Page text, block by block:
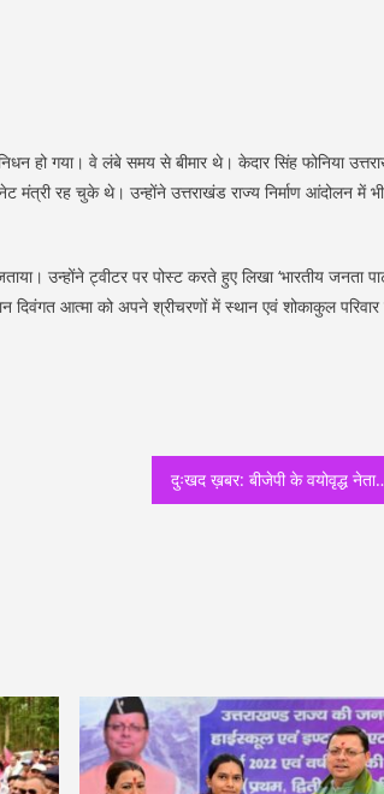
हो गया। वे लंबे समय से बीमार थे। केदार सिंह फोनिया
मंत्री रह चुके थे। उन्होंने उत्तराखंड राज्य निर्माण आंदोलन में भी
उन्होंने ट्वीटर पर पोस्ट करते हुए लिखा ‘भारतीय जनता
दिवंगत आत्मा को अपने श्रीचरणों में स्थान एवं शोकाकुल परिवार
दुःखद ख़बर: बीजेपी के वयोवृद्ध नेता एवं पूर्व मिनिस्टर केदार